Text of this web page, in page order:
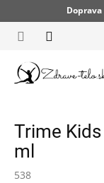
na
obsah
Trime
ml
538